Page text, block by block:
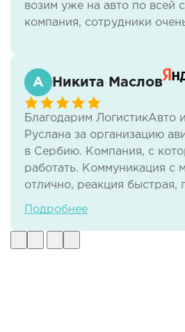
возим уже на авто по всей
компания, сотрудники
Никита Маслов
Благодарим ЛогистикАвто
Руслана за организацию
в Сербию. Компания, с
работать. Коммуникация с
отлично, реакция быстрая,
тоже нет никаких проблем.
виде.
Подробнее